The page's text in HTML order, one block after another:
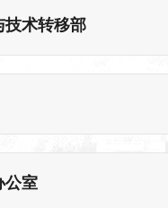
技术转移部
公室